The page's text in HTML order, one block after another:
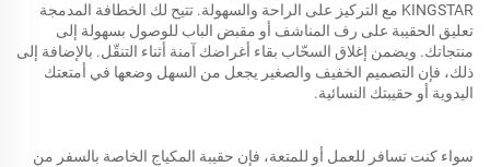
KINGSTAR مع التركيز على الراحة والسهولة. تتيح لك الخطافة المدمجة
تعليق الحقيبة على رف المناشف أو مقبض الباب للوصول بسهولة إلى
منتجاتك. ويضمن إغلاق السحّاب بقاء أغراضك آمنة أثناء التنقّل. بالإضافة إلى
ذلك، فإن التصميم الخفيف والصغير يجعل من السهل وضعها في أمتعتك
اليدوية أو حقيبتك النسائية.
سواء كنت تسافر للعمل أو للمتعة، فإن حقيبة المكياج الخاصة بالسفر من